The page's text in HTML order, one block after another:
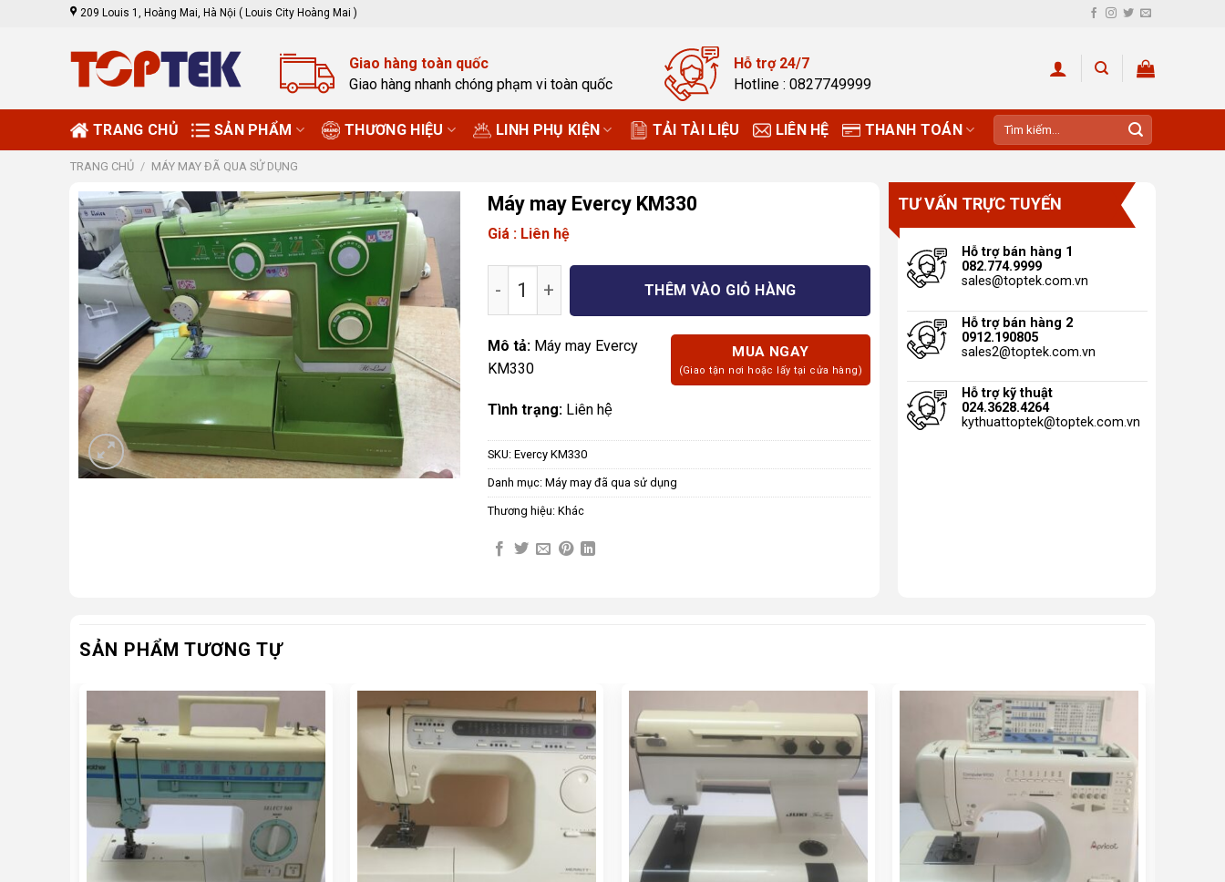
209 Louis 1, Hoàng Mai, Hà Nội ( Louis City Hoàng Mai )
Giao hàng toàn quốc
Giao hàng nhanh chóng phạm vi toàn quốc
Hỗ trợ 24/7
Hotline : 0827749999
TRANG CHỦ SẢN PHẨM THƯƠNG HIỆU LINH PHỤ KIỆN TẢI TÀI LIỆU LIÊN HỆ THANH TOÁN
Tìm
kiếm:
TRANG CHỦ / MÁY MAY ĐÃ QUA SỬ DỤNG
Máy may Evercy KM330
Giá : Liên hệ
Máy may Evercy KM330 số lượng
THÊM VÀO GIỎ HÀNG
MUA NGAY
(Giao tận nơi hoặc lấy tại cửa hàng)
Mô tả: Máy may Evercy
KM330
Tình trạng: Liên hệ
SKU:Evercy KM330
Danh mục:Máy may đã qua sử dụng
Thương hiệu:Khác
TƯ VẤN TRỰC TUYẾN
Hỗ trợ bán hàng 1
082.774.9999
sales@toptek.com.vn
Hỗ trợ bán hàng 2
0912.190805
sales2@toptek.com.vn
Hỗ trợ kỹ thuật
024.3628.4264
kythuattoptek@toptek.com.vn
SẢN PHẨM TƯƠNG TỰ